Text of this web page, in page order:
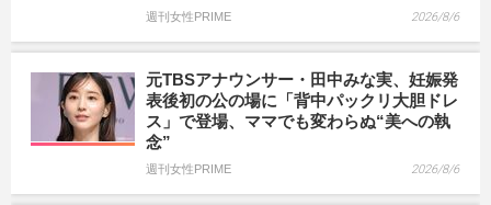
週刊女性PRIME 2026/8/6
元TBSアナウンサー・田中みな実、妊娠発
表後初の公の場に「背中パックリ大胆ドレ
ス」で登場、ママでも変わらぬ“美への執
念”
週刊女性PRIME 2026/8/6